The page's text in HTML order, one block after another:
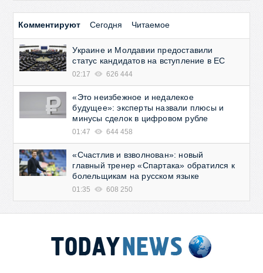
Комментируют Сегодня Читаемое
Украине и Молдавии предоставили
статус кандидатов на вступление в ЕС
02:17 626 444
«Это неизбежное и недалекое
будущее»: эксперты назвали плюсы и
минусы сделок в цифровом рубле
01:47 644 458
«Счастлив и взволнован»: новый
главный тренер «Спартака» обратился к
болельщикам на русском языке
01:35 608 250